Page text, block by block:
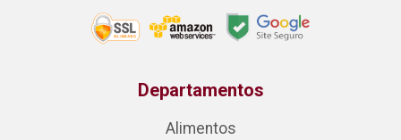
Departamentos
Alimentos